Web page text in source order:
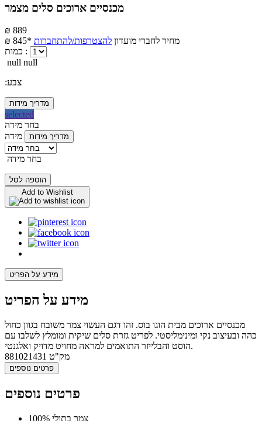
מכנסיים ארוכים סלים מצמר
₪ 889
₪ 845*
מחיר לחברי מועדון להצטרפות/להתחברות
כמות :
null null
:צבע
מדריך מידות
selected
בחר מידה
מידה
מדריך מידות
בחר מידה
הוספה לסל
Add to Wishlist
מידע על הפריט
מידע על הפריט
מכנסיים ארוכים מבית הוגו בוס. זהו דגם העשוי צמר משובח בגוון כחול
כהה ובעיצוב נקי ומינימליסטי. לפריט גזרת סלים שיקית ומומלץ לשלבו עם
הוסט והבלייזר התואמים למראה מחויט מדויק ואלגנטי.
מק"ט 881021431
פרטים נוספים
פרטים נוספים
100% צמר בתולי